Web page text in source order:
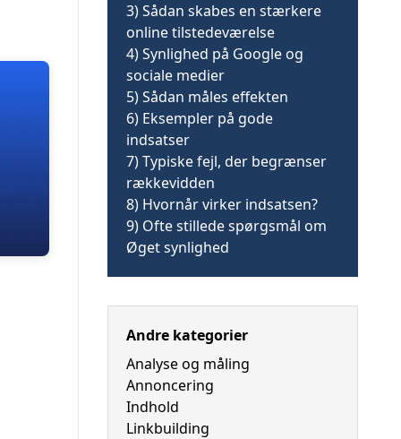
3)Sådan skabes en stærkere
online tilstedeværelse
4)Synlighed på Google og
sociale medier
5)Sådan måles effekten
6) Eksempler på gode
indsatser
7)Typiske fejl, der begrænser
rækkevidden
8) Hvornår virker indsatsen?
9) Ofte stillede spørgsmål om
Øget synlighed
Andre kategorier
Analyse og måling
Annoncering
Indhold
Linkbuilding